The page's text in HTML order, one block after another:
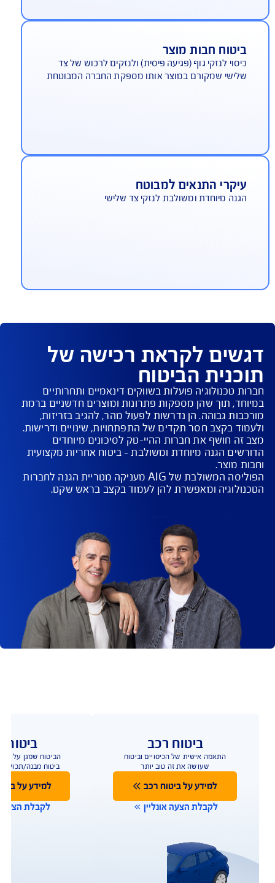
לנזקים שנגרמו לצד שלישי - לקוח או ספק -
בעת אספקת שירותים מקצועיים
חבות מוצר
לנזקי גוף (פגיעה פיסית) ולנזקים לרכוש של צד
שמקורם במוצר אותו מספקת החברה המבוטחת
מיוחדת ומשולבת לנזקי צד שלישי
הביטוח
טכנולוגיה פועלות בשווקים דינאמיים ותחרותיים
תוך שהן מספקות פתרונות ומוצרים חדשניים ברמת
גבוהה. הן נדרשות לפעול מהר, להגיב בזריזות,
חושף את חברות ההיי-טק לסיכונים מיוחדים
הגנה מיוחדת ומשולבת - ביטוח אחריות מקצועית
הפוליסה המשולבת של AIG מעניקה מטריית הגנה לחברות